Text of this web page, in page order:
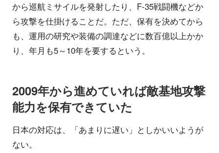
から巡航ミサイルを発射したり、F-35戦闘機などか
ら攻撃を仕掛けることだ。ただ、保有を決めてから
も、運用の研究や装備の調達などに数百億以上かか
り、年月も5～10年を要するという。
2009年から進めていれば敵基地攻撃
能力を保有できていた
日本の対応は、「あまりに遅い」としかいいようが
ない。